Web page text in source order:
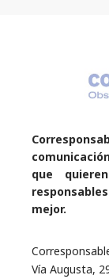
que
mejor.
Vía Augusta,